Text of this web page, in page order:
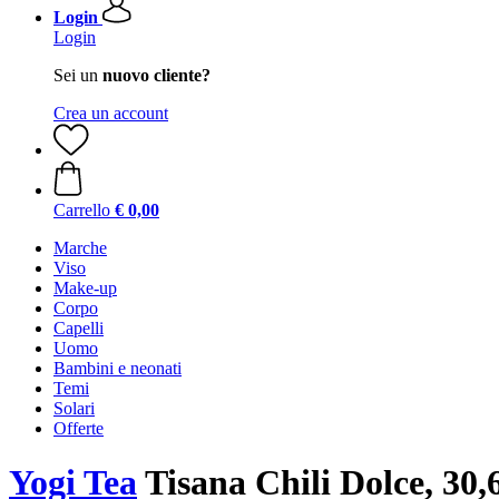
Login
Login
Sei un nuovo cliente?
Crea un account
Carrello € 0,00
Marche
Viso
Make-up
Corpo
Capelli
Uomo
Bambini e neonati
Temi
Solari
Offerte
Yogi TeaTisana Chili Dolce,